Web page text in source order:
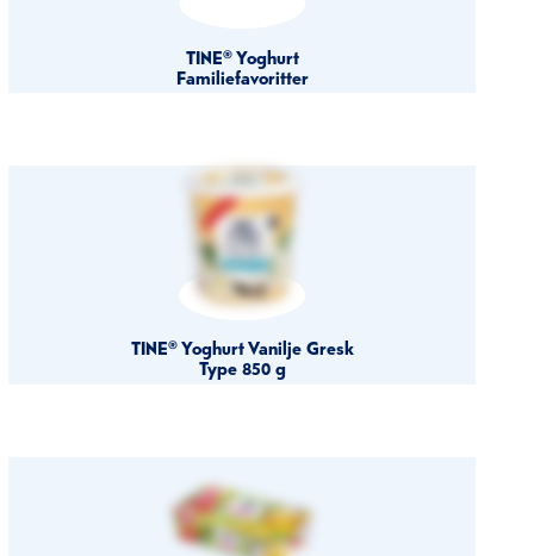
TINE® Yoghurt
Familiefavoritter
TINE® Yoghurt Vanilje Gresk
Type 850 g